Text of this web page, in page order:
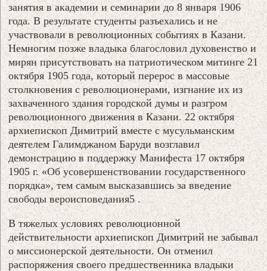
занятия в академии и семинарии до 8 января 1906
года. В результате студенты разъехались и не
участвовали в революционных событиях в Казани.
Немногим позже владыка благословил духовенство и
мирян присутствовать на патриотическом митинге 21
октября 1905 года, который перерос в массовые
столкновения с революционерами, изгнание их из
захваченного здания городской думы и разгром
революционного движения в Казани. 22 октября
архиепископ Димитрий вместе с мусульманским
деятелем Галимджаном Баруди возглавил
демонстрацию в поддержку Манифеста 17 октября
1905 г. «Об усовершенствовании государственного
порядка», тем самым высказавшись за введение
свободы вероисповедания5 .
В тяжелых условиях революционной
действительности архиепископ Димитрий не забывал
о миссионерской деятельности. Он отменил
распоряжения своего предшественника владыки